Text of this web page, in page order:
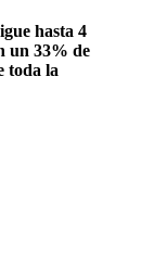
hasta 4
un 33% de
toda la